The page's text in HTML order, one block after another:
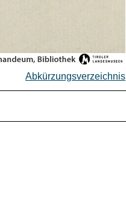
Abkürzungsverzeichnis